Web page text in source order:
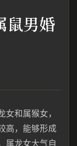
鼠男婚
和属猴女，
高，能够形成
属龙女大气自